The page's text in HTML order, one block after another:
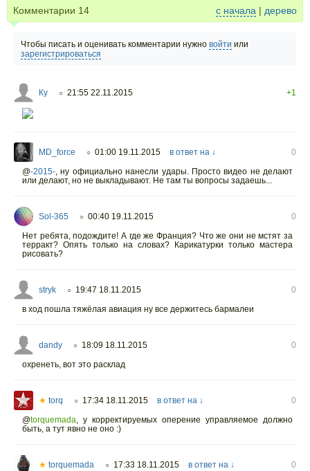
Комментарии 14 с начала | дерево
Чтобы писать и оценивать комментарии нужно войти или
зарегистрироваться
Ку ○ 21:55 22.11.2015 +1
MD_force ○ 01:00 19.11.2015 в ответ на ↓
0
@-2015-,ну официально нанесли удары. Просто видео не делают
или делают, но не выкладывают. Не там ты вопросы задаешь...
Sol-365 ○ 00:40 19.11.2015
0
Нет ребята, подождите! А где же Франция? Что же они не мстят за
терракт? Опять только на словах? Карикатурки только мастера
рисовать?
stryk ○ 19:47 18.11.2015
0
в ход пошла тяжёлая авиация ну все держитесь бармалеи
dandy ○ 18:09 18.11.2015
0
охренеть, вот это расклад
★ torq ○ 17:34 18.11.2015 в ответ на ↓
0
@torquemada, у корректируемых оперение управляемое должно
быть, а тут явно не оно :)
★ torquemada ○ 17:33 18.11.2015 в ответ на ↓
0